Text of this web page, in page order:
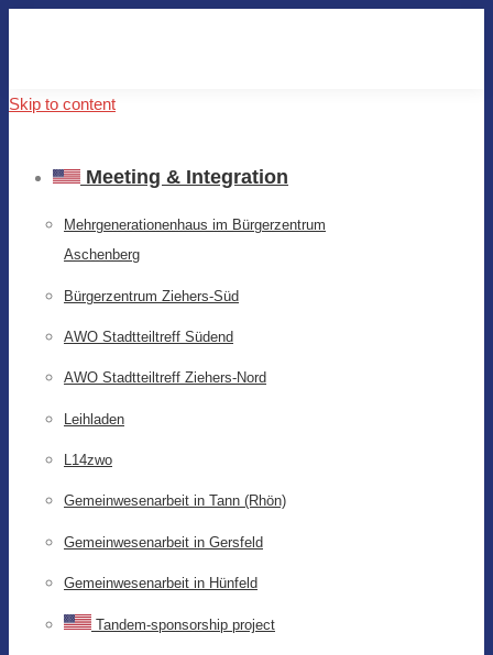
Skip to content
Meeting & Integration
Mehrgenerationenhaus im Bürgerzentrum
Aschenberg
Bürgerzentrum Ziehers-Süd
AWO Stadtteiltreff Südend
AWO Stadtteiltreff Ziehers-Nord
Leihladen
L14zwo
Gemeinwesenarbeit in Tann (Rhön)
Gemeinwesenarbeit in Gersfeld
Gemeinwesenarbeit in Hünfeld
Tandem-sponsorship project